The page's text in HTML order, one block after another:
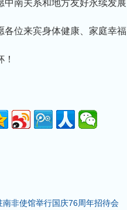
中南关系和地方友好永续发展
各位来宾身体健康、家庭幸福
！
南非使馆举行国庆76周年招待会